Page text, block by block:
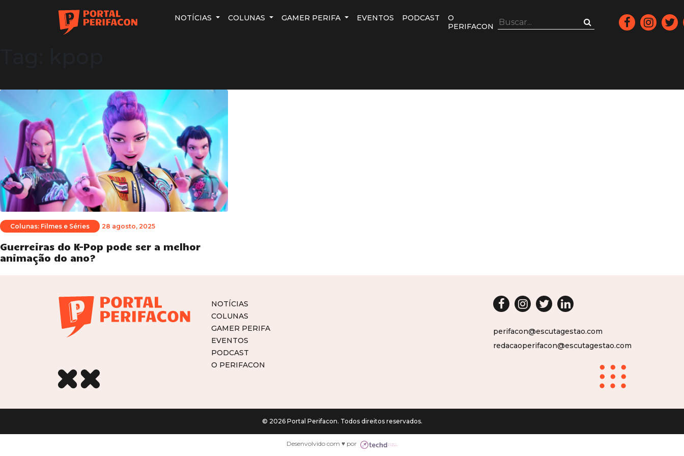
NOTÍCIAS COLUNAS GAMER PERIFA EVENTOS PODCAST
O
PERIFACON
Colunas: Filmes e Séries 28 agosto, 2025
Guerreiras do K-Pop pode ser a melhor
animação do ano?
NOTÍCIAS
COLUNAS
GAMER PERIFA
EVENTOS
PODCAST
O PERIFACON
perifacon@escutagestao.com
redacaoperifacon@escutagestao.com
© 2026 Portal Perifacon. Todos direitos reservados.
Desenvolvido com ♥ por